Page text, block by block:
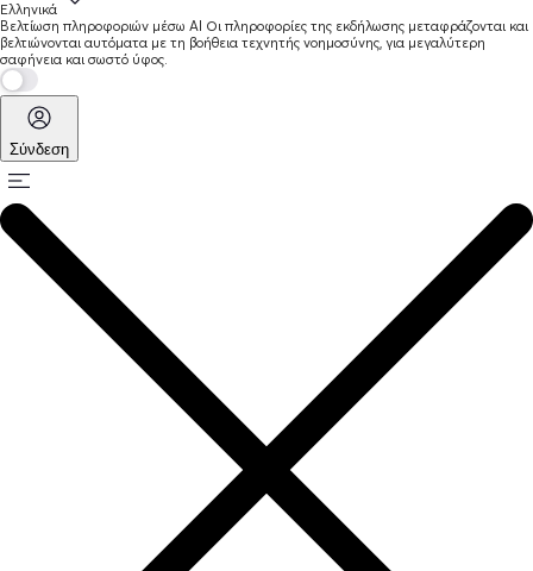
Ελληνικά
Βελτίωση πληροφοριών μέσω AI Οι πληροφορίες της εκδήλωσης μεταφράζονται και
βελτιώνονται αυτόματα με τη βοήθεια τεχνητής νοημοσύνης, για μεγαλύτερη
σαφήνεια και σωστό ύφος.
Σύνδεση